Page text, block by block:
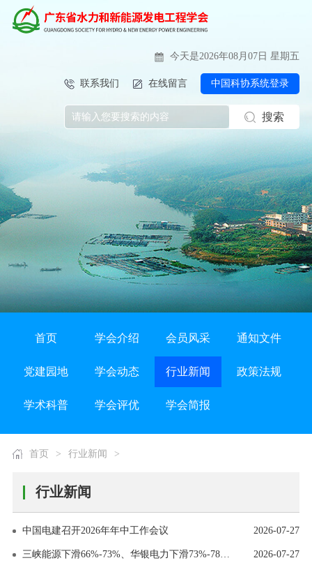
今天是2026年08月07日 星期五
联系我们 在线留言 中国科协系统登录
搜索
首页 学会介绍 会员风采 通知文件
党建园地 学会动态 行业新闻 政策法规
学术科普 学会评优 学会简报
首页 > 行业新闻 >
行业新闻
中国电建召开2026年年中工作会议 2026-07-27
三峡能源下滑66%-73%、华银电力下滑73%-78.21%、电投水电增长7673%、三峡水利增长630.19%-755.36%、电投产融增长270.47%-303.16%...... 2026-07-27